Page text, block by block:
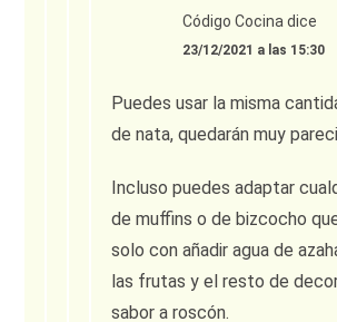
Código Cocina dice
23/12/2021 a las 15:30
Puedes usar la misma
de nata, quedarán muy
Incluso puedes adaptar
de muffins o de bizcocho
solo con añadir agua de
las frutas y el resto de
sabor a roscón.